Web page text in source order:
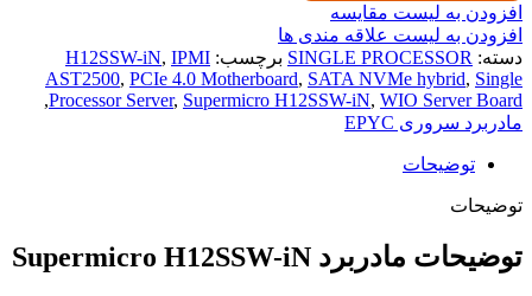
افزودن به لیست مقایسه
افزودن به لیست علاقه مندی ها
دسته: SINGLE PROCESSOR برچسب: H12SSW-iN, IPMI
AST2500, PCIe 4.0 Motherboard, SATA NVMe hybrid, Single
Processor Server, Supermicro H12SSW-iN, WIO Server Board
,
مادربرد سروری EPYC
توضیحات
توضیحات
توضیحات مادربرد Supermicro H12SSW-iN